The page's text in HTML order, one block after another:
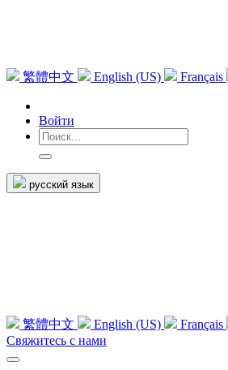
繁體中文 English (US) Français
Войти
русский язык
繁體中文 English (US) Français
Свяжитесь с нами